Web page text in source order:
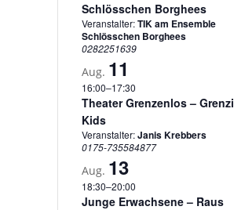
Schlösschen Borghees
Veranstalter:TIK am Ensemble
Schlösschen Borghees
0282251639
Aug. 11
16:00–17:30
Theater Grenzenlos – Grenzi
Kids
Veranstalter:Janis Krebbers
0175-735584877
Aug. 13
18:30–20:00
Junge Erwachsene – Raus